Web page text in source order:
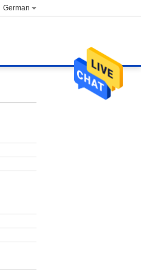
German